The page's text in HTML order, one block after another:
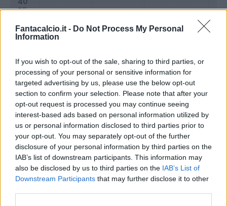
Fantacalcio.it - Do Not Process My Personal
Information
If you wish to opt-out of the sale, sharing to third parties, or
processing of your personal or sensitive information for
targeted advertising by us, please use the below opt-out
section to confirm your selection. Please note that after your
opt-out request is processed you may continue seeing
interest-based ads based on personal information utilized by
us or personal information disclosed to third parties prior to
your opt-out. You may separately opt-out of the further
disclosure of your personal information by third parties on the
IAB’s list of downstream participants. This information may
also be disclosed by us to third parties on the IAB’s List of
Downstream Participants that may further disclose it to other
Classic Mantra
Riepilogo stagione
Titolare 0 - 0%